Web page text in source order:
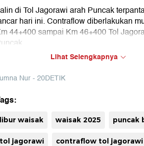
di Tol Jagorawi arah Puncak
hari ini. Contraflow diberlakukan
44+400 sampai Km 46+400 Tol
Lihat Selengkapnya
Nur - 20DETIK
libur waisak waisak 2025 puncak
tol jagorawi contraflow tol jagorawi